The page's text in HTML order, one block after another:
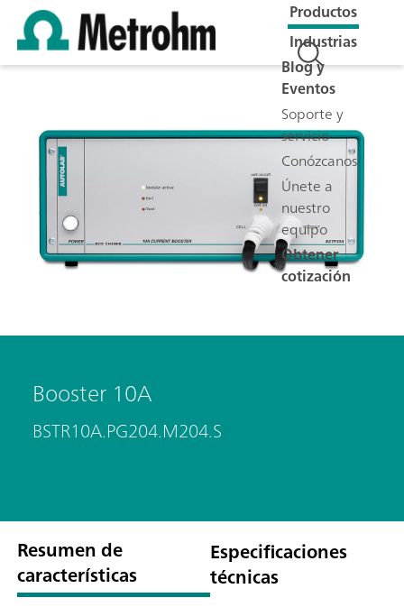
Productos
Industrias
Blog y
Eventos
Soporte y
servicio
Conózcanos
Únete a
nuestro
equipo
Obtener
cotización
Booster 10A
BSTR10A.PG204.M204.S
Resumen de
características
Especificaciones
técnicas